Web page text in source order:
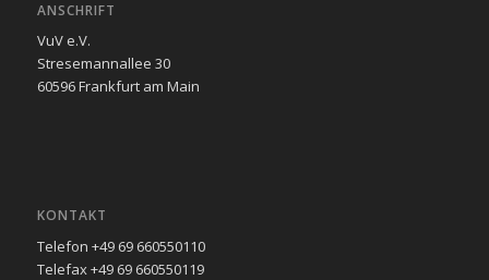
ANSCHRIFT
VuV e.V.
Stresemannallee 30
60596 Frankfurt am Main
KONTAKT
Telefon +49 69 660550110
Telefax +49 69 660550119